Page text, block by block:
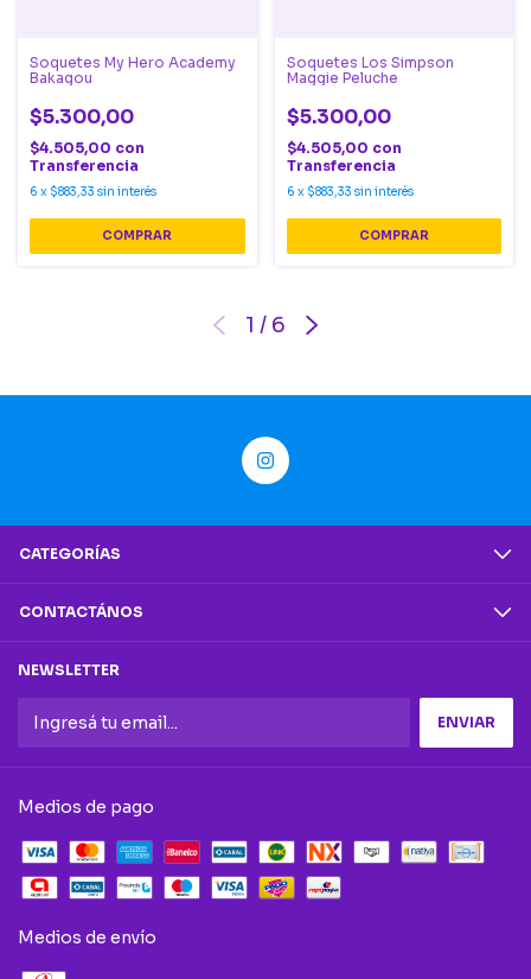
Soquetes My Hero Academy
Bakagou
$5.300,00
$4.505,00 con
Transferencia
6 x $883,33 sin interés
Soquetes Los Simpson
Maggie Peluche
$5.300,00
$4.505,00 con
Transferencia
6 x $883,33 sin interés
1 / 6
CATEGORÍAS
CONTACTÁNOS
NEWSLETTER
Medios de pago
Medios de envío